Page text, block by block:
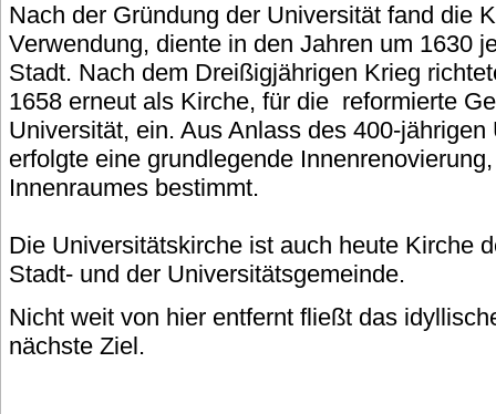
Nach der Gründung der Universität fand die
Verwendung, diente in den Jahren um 1630
Stadt. Nach dem Dreißigjährigen Krieg
1658 erneut als Kirche, für die reformierte
Universität, ein. Aus Anlass des 400-
erfolgte eine grundlegende
Innenraumes bestimmt.
Die Universitätskirche ist auch heute Kirche
Stadt- und der Universitätsgemeinde.
Nicht weit von hier entfernt fließt das
nächste Ziel.